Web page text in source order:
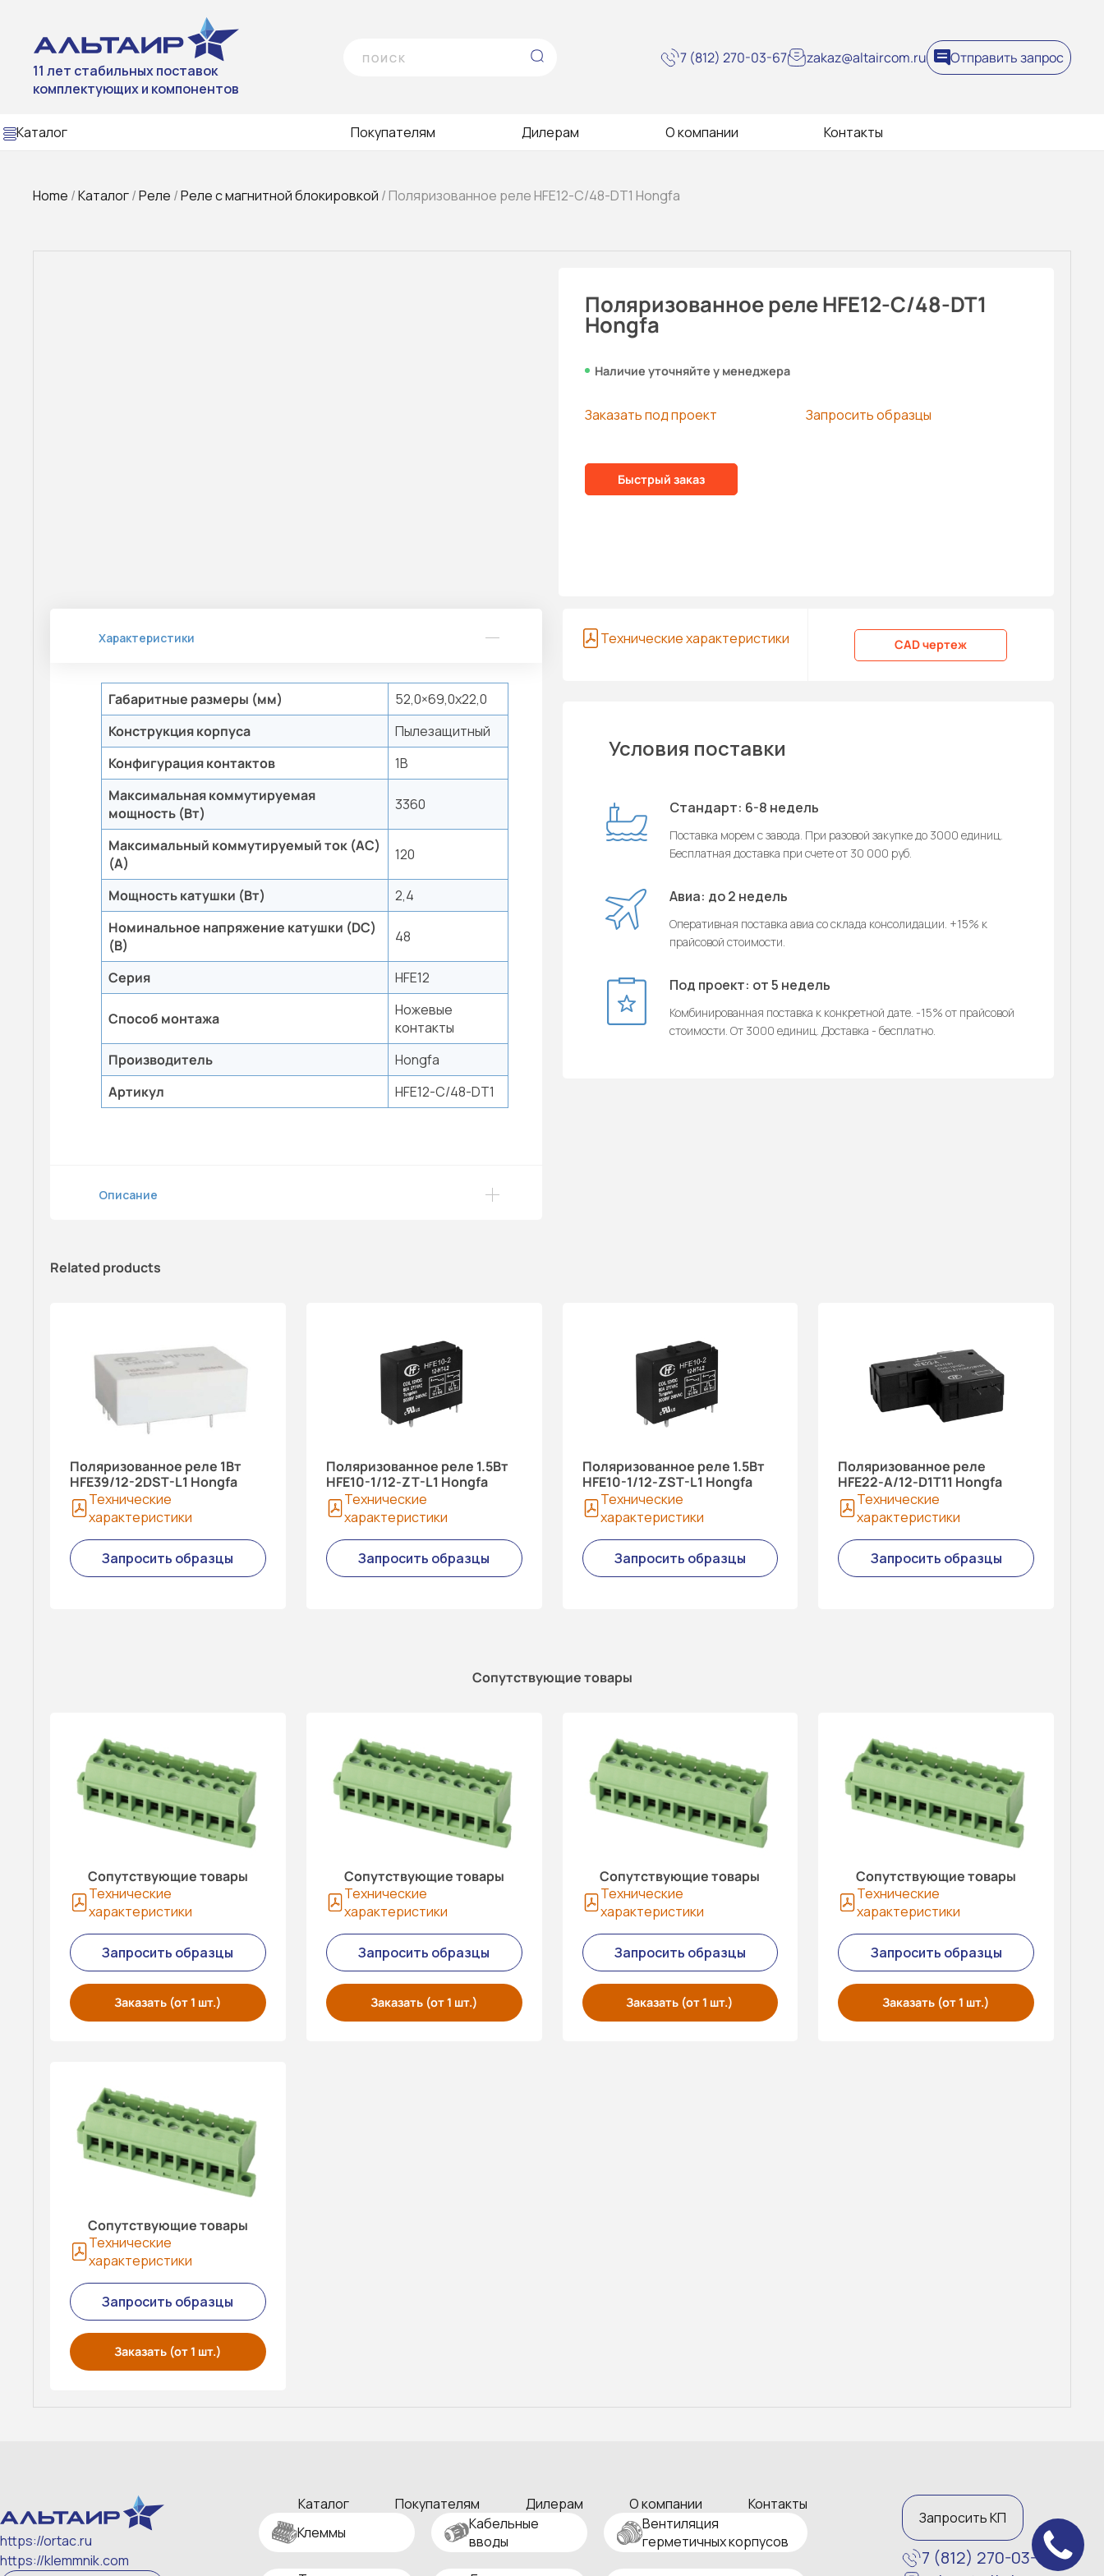
11 лет стабильных поставок
комплектующих и компонентов
7 (812) 270-03-67 zakaz@altaircom.ru Отправить запрос
Каталог Покупателям Дилерам О компании Контакты
Home /Каталог/Реле /Реле с магнитной блокировкой / Поляризованное реле HFE12-C/48-DT1 Hongfa
Поляризованное реле HFE12-C/48-DT1
Hongfa
Наличие уточняйте у менеджера
Заказать под проект Запросить образцы
Быстрый заказ
Характеристики
Габаритные размеры (мм)
52,0×69,0x22,0
Конструкция корпуса
Пылезащитный
Конфигурация контактов
1B
Максимальная коммутируемая
мощность (Вт)
3360
Максимальный коммутируемый ток (AC)
(А)
120
Мощность катушки (Вт)
2,4
Номинальное напряжение катушки (DC)
(В)
48
Серия HFE12
Способ монтажа
Ножевые
контакты
Производитель
Hongfa
Артикул
HFE12-C/48-DT1
Описание
Технические характеристики CAD чертеж
Условия поставки
Стандарт: 6-8 недель
Поставка морем с завода. При разовой закупке до 3000 единиц.
Бесплатная доставка при счете от 30 000 руб.
Авиа: до 2 недель
Оперативная поставка авиа со склада консолидации. +15% к
прайсовой стоимости.
Под проект: от 5 недель
Комбинированная поставка к конкретной дате. -15% от прайсовой
стоимости. От 3000 единиц. Доставка - бесплатно.
Сопутствующие товары
Сопутствующие товары
Технические
характеристики
Запросить образцы
Заказать (от 1 шт.)
Сопутствующие товары
Технические
характеристики
Запросить образцы
Заказать (от 1 шт.)
Сопутствующие товары
Технические
характеристики
Запросить образцы
Заказать (от 1 шт.)
Сопутствующие товары
Технические
характеристики
Запросить образцы
Заказать (от 1 шт.)
Сопутствующие товары
Технические
характеристики
Запросить образцы
Заказать (от 1 шт.)
Related products
Поляризованное реле 1Вт
HFE39/12-2DST-L1 Hongfa
Технические
характеристики
Запросить образцы
Поляризованное реле 1.5Вт
HFE10-1/12-ZT-L1 Hongfa
Технические
характеристики
Запросить образцы
Поляризованное реле 1.5Вт
HFE10-1/12-ZST-L1 Hongfa
Технические
характеристики
Запросить образцы
Поляризованное реле
HFE22-A/12-D1T11 Hongfa
Технические
характеристики
Запросить образцы
https://ortac.ru
https://klemmnik.com
Каталог Покупателям Дилерам О компании
Контакты
Клеммы
Кабельные
вводы
Вентиляция
герметичных корпусов
Запросить КП
7 (812) 270-03-67